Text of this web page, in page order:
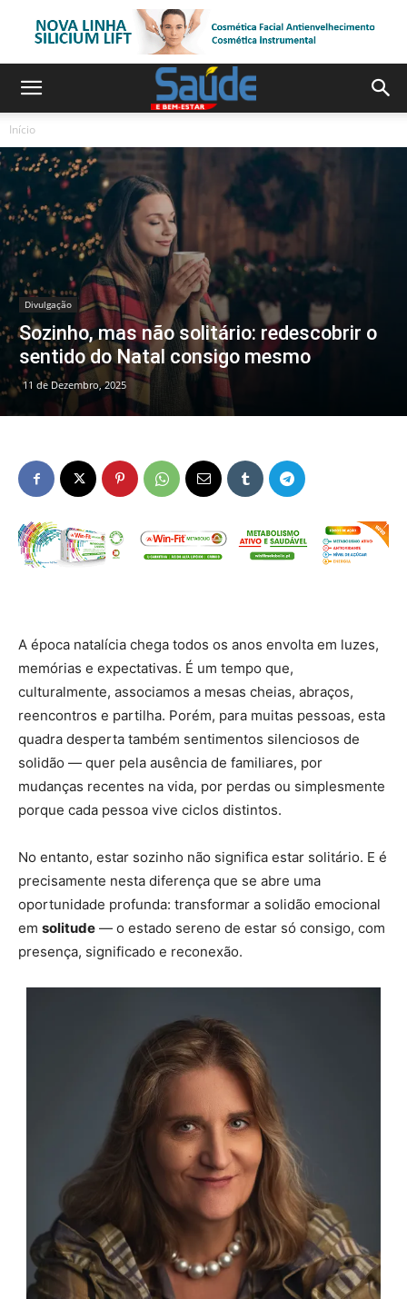
Início
Divulgação
Sozinho, mas não solitário: redescobrir o
sentido do Natal consigo mesmo
11 de Dezembro, 2025
A época natalícia chega todos os anos envolta em luzes,
memórias e expectativas. É um tempo que,
culturalmente, associamos a mesas cheias, abraços,
reencontros e partilha. Porém, para muitas pessoas, esta
quadra desperta também sentimentos silenciosos de
solidão — quer pela ausência de familiares, por
mudanças recentes na vida, por perdas ou simplesmente
porque cada pessoa vive ciclos distintos.
No entanto, estar sozinho não significa estar solitário. E é
precisamente nesta diferença que se abre uma
oportunidade profunda: transformar a solidão emocional
em solitude — o estado sereno de estar só consigo, com
presença, significado e reconexão.